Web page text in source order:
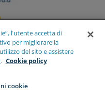
l'utente accetta di
per migliorare la
del sito e assistere
Cookie policy
cookie